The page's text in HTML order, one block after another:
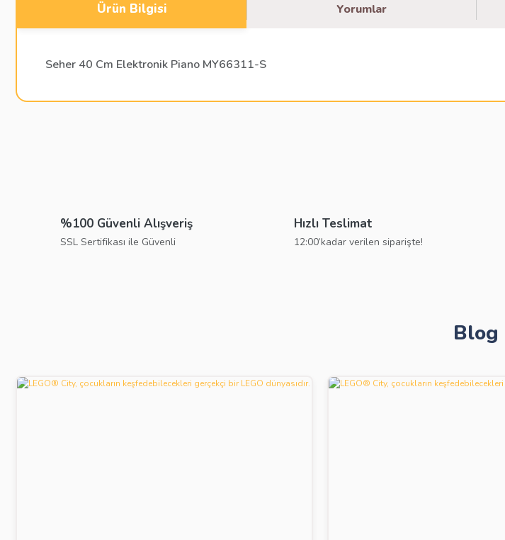
Ürün Bilgisi Yorumlar
Seher 40 Cm Elektronik Piano MY66311-S
Ürün bilgilerinde hatalar bulunuyor.
%100 Güvenli Alışveriş
SSL Sertifikası ile Güvenli
Hızlı Teslimat
12:00’kadar verilen siparişte!
Blog